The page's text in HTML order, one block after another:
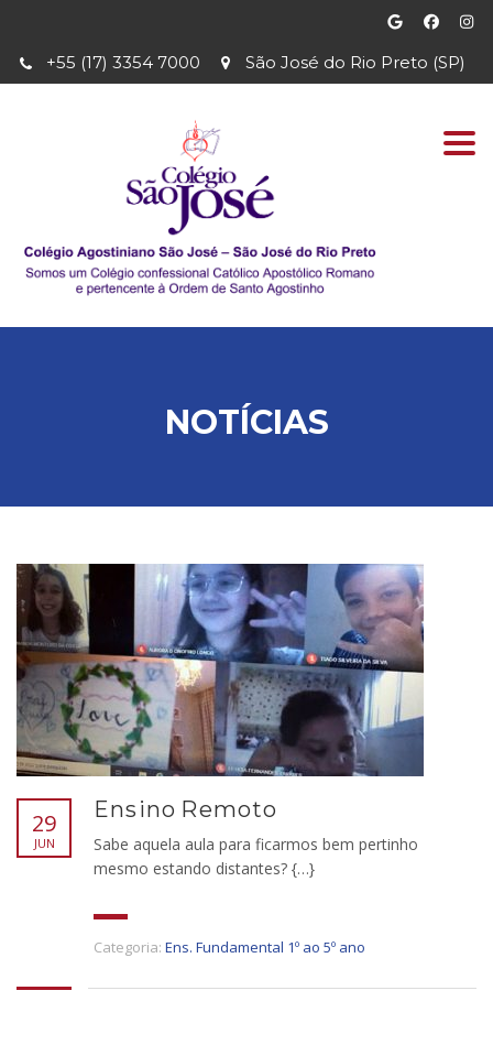
São José do Rio Preto (SP)
+55 (17) 3354 7000
NOTÍCIAS
29
JUN
Ensino Remoto
Sabe aquela aula para ficarmos bem pertinho
mesmo estando distantes? {…}
Categoria: Ens. Fundamental 1º ao 5º ano